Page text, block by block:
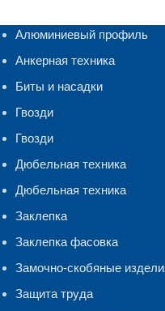
Алюминиевый профиль
Анкерная техника
Биты и насадки
Гвозди
Гвозди
Дюбельная техника
Дюбельная техника
Заклепка
Заклепка фасовка
Замочно-скобяные
Защита труда